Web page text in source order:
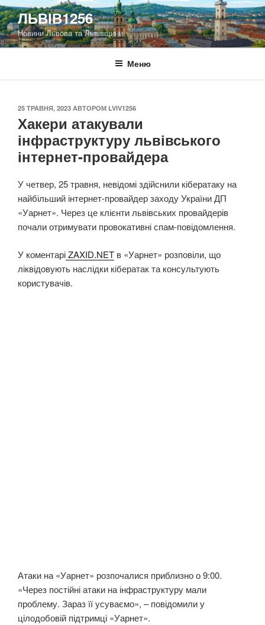
Перейти
до
вмісту
ЛЬВІВ1256
Новини Львова та Львівщини
Меню
ОПУБЛІКОВАНО
25 ТРАВНЯ, 2023 АВТОРОМ LVIV1256
Хакери атакували
інфраструктуру львівського
інтернет-провайдера
У четвер, 25 травня, невідомі здійснили кібератаку на
найбільший інтернет-провайдер заходу України ДП
«Уарнет». Через це клієнти львівських провайдерів
почали отримувати провокативні спам-повідомлення.
У коментаріZAXID.NET в «Уарнет» розповіли, що
ліквідовують наслідки кібератак та консультують
користувачів.
Атаки на «Уарнет» розпочалися приблизно о 9:00.
«Через постійні атаки на інфраструктуру мали
проблему. Зараз її усуваємо», – повідомили у
цілодобовій підтримці «Уарнет».